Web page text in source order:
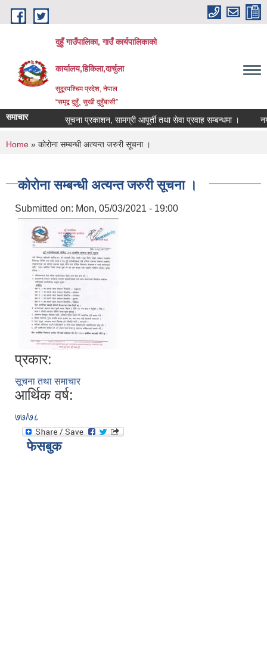
Skip to main content
दुहुँ गाउँपालिका, गाउँ कार्यपालिकाको
कार्यालय,हिकिला,दार्चुला
सुदूरपश्चिम प्रदेश, नेपाल
“समृद्ब दुहुँ¸ सुखी दुहुँबासी”
समाचार सूचना प्रकाशन, सामग्री आपूर्ती तथा सेवा प्रवाह सम्बन्धमा । नयाँ
You are here
Home » कोरोना सम्बन्धी अत्यन्त जरुरी सूचना ।
कोरोना सम्बन्धी अत्यन्त जरुरी सूचना ।
Submitted on: Mon, 05/03/2021 - 19:00
प्रकार:
सूचना तथा समाचार
आर्थिक वर्ष:
७७/७८
फेसबुक